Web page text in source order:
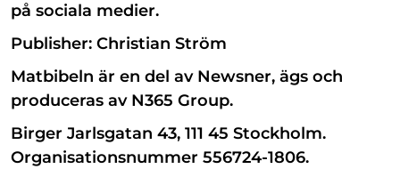
på sociala medier.
Publisher: Christian Ström
Matbibeln är en del av Newsner, ägs och
produceras av N365 Group.
Birger Jarlsgatan 43, 111 45 Stockholm.
Organisationsnummer 556724-1806.